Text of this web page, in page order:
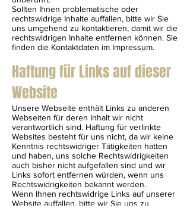
Sollten Ihnen problematische oder
rechtswidrige Inhalte auffallen, bitte wir Sie
uns umgehend zu kontaktieren, damit wir die
rechtswidrigen Inhalte entfernen können. Sie
finden die Kontaktdaten im Impressum.
Haftung für Links auf dieser
Website
Unsere Webseite enthält Links zu anderen
Webseiten für deren Inhalt wir nicht
verantwortlich sind. Haftung für verlinkte
Websites besteht für uns nicht, da wir keine
Kenntnis rechtswidriger Tätigkeiten hatten
und haben, uns solche Rechtswidrigkeiten
auch bisher nicht aufgefallen sind und wir
Links sofort entfernen würden, wenn uns
Rechtswidrigkeiten bekannt werden.
Wenn Ihnen rechtswidrige Links auf unserer
Website auffallen, bitte wir Sie uns zu